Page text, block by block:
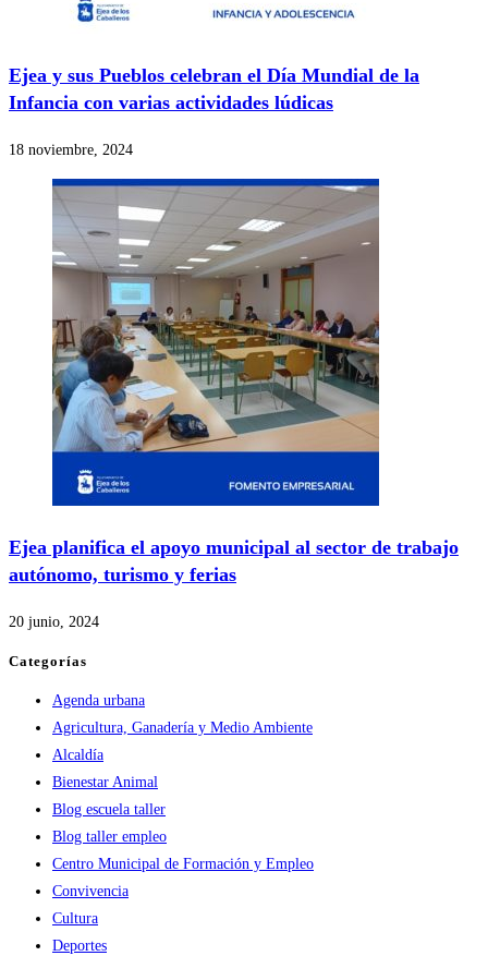
Ejea y sus Pueblos celebran el Día Mundial de la
Infancia con varias actividades lúdicas
18 noviembre, 2024
Ejea planifica el apoyo municipal al sector de trabajo
autónomo, turismo y ferias
20 junio, 2024
Categorías
Agenda urbana
Agricultura, Ganadería y Medio Ambiente
Alcaldía
Bienestar Animal
Blog escuela taller
Blog taller empleo
Centro Municipal de Formación y Empleo
Convivencia
Cultura
Deportes